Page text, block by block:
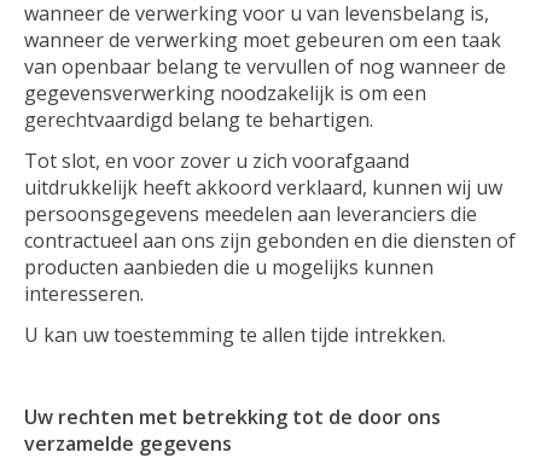
wanneer de verwerking voor u van levensbelang is,
wanneer de verwerking moet gebeuren om een taak
van openbaar belang te vervullen of nog wanneer de
gegevensverwerking noodzakelijk is om een
gerechtvaardigd belang te behartigen.
Tot slot, en voor zover u zich voorafgaand
uitdrukkelijk heeft akkoord verklaard, kunnen wij uw
persoonsgegevens meedelen aan leveranciers die
contractueel aan ons zijn gebonden en die diensten of
producten aanbieden die u mogelijks kunnen
interesseren.
U kan uw toestemming te allen tijde intrekken.
Uw rechten met betrekking tot de door ons
verzamelde gegevens